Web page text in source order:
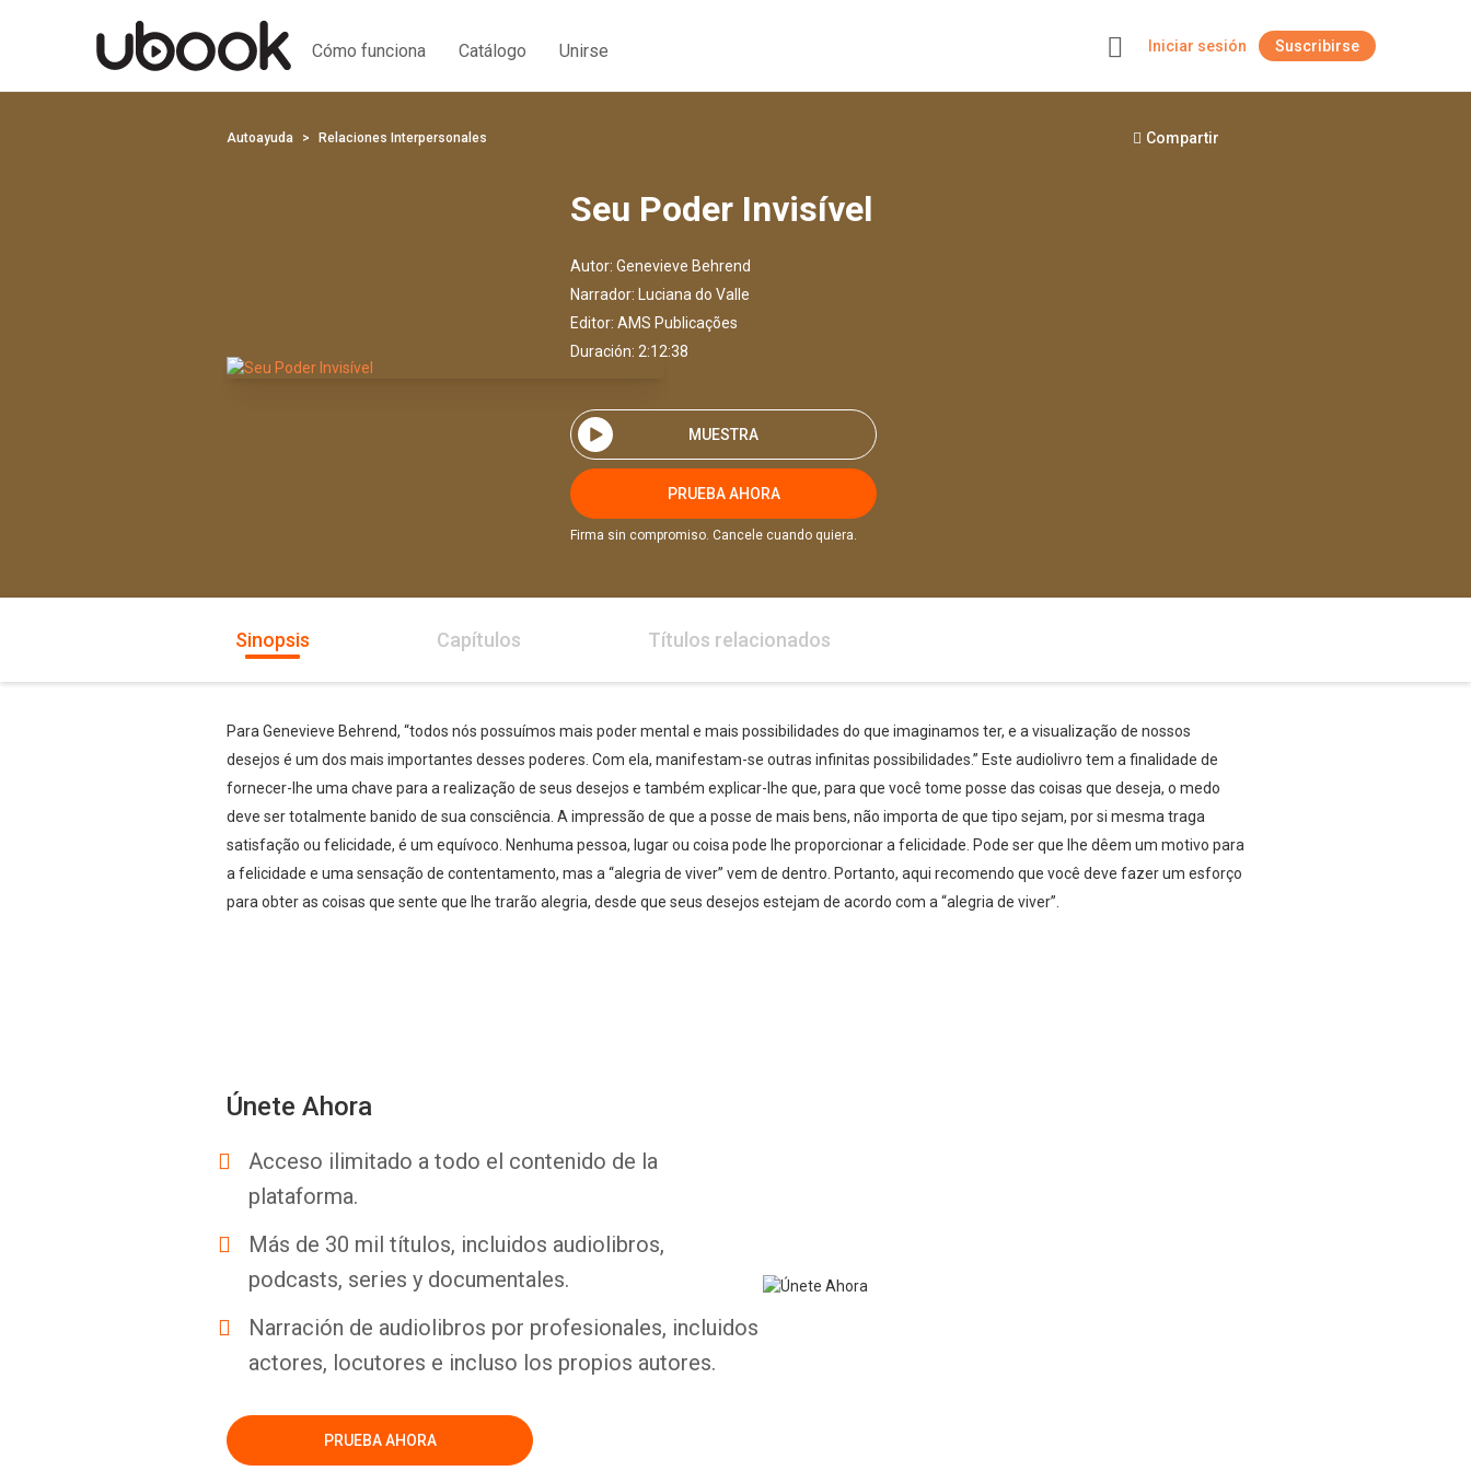
Cómo funciona Catálogo Unirse Iniciar sesión Suscribirse
Autoayuda Relaciones Interpersonales Compartir
Seu Poder Invisível
Autor: Genevieve Behrend
Narrador:
Luciana do Valle
Editor: AMS Publicações
Duración: 2:12:38
MUESTRA
PRUEBA AHORA
Firma sin compromiso. Cancele cuando quiera.
Sinopsis Capítulos Títulos relacionados
Para Genevieve Behrend, “todos nós possuímos mais poder mental e mais possibilidades do que imaginamos ter, e a visualização de nossos
desejos é um dos mais importantes desses poderes. Com ela, manifestam-se outras infinitas possibilidades.” Este audiolivro tem a finalidade de
fornecer-lhe uma chave para a realização de seus desejos e também explicar-lhe que, para que você tome posse das coisas que deseja, o medo
deve ser totalmente banido de sua consciência. A impressão de que a posse de mais bens, não importa de que tipo sejam, por si mesma traga
satisfação ou felicidade, é um equívoco. Nenhuma pessoa, lugar ou coisa pode lhe proporcionar a felicidade. Pode ser que lhe dêem um motivo para
a felicidade e uma sensação de contentamento, mas a “alegria de viver” vem de dentro. Portanto, aqui recomendo que você deve fazer um esforço
para obter as coisas que sente que lhe trarão alegria, desde que seus desejos estejam de acordo com a “alegria de viver”.
Únete Ahora
Acceso ilimitado a todo el contenido de la
plataforma.
Más de 30 mil títulos, incluidos audiolibros,
podcasts, series y documentales.
Narración de audiolibros por profesionales, incluidos
actores, locutores e incluso los propios autores.
PRUEBA AHORA